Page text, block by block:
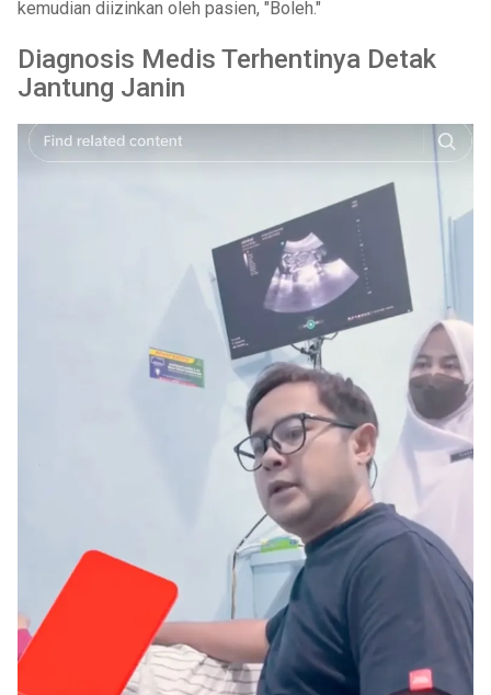
kemudian diizinkan oleh pasien, "Boleh."
Diagnosis Medis Terhentinya Detak
Jantung Janin